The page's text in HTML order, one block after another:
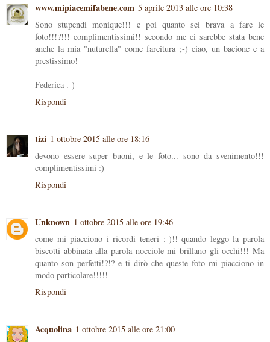
www.mipiacemifabene.com 5 aprile 2013 alle ore 10:38
Sono stupendi monique!!! e poi quanto sei brava a fare le
foto!!!?!!! complimentissimi!! secondo me ci sarebbe stata bene
anche la mia "nuturella" come farcitura ;-) ciao, un bacione e a
prestissimo!
Federica .-)
Rispondi
tizi 1 ottobre 2015 alle ore 18:16
devono essere super buoni, e le foto... sono da svenimento!!!
complimentissimi :)
Rispondi
Unknown 1 ottobre 2015 alle ore 19:46
come mi piacciono i ricordi teneri :-)!! quando leggo la parola
biscotti abbinata alla parola nocciole mi brillano gli occhi!!! Ma
quanto son perfetti!?!? e ti dirò che queste foto mi piacciono in
modo particolare!!!!!
Rispondi
Acquolina 1 ottobre 2015 alle ore 21:00